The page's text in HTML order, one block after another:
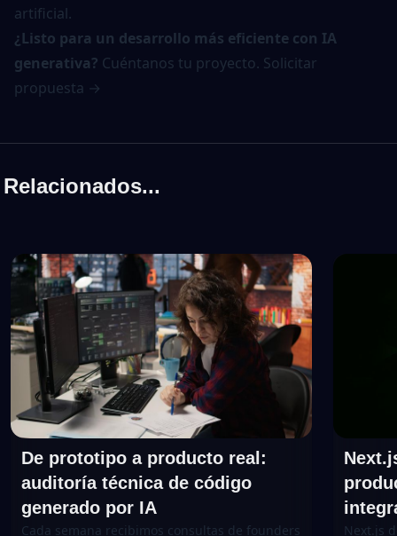
artificial.
¿Listo para un desarrollo más eficiente con IA
generativa? Cuéntanos tu proyecto. Solicitar
propuesta →
Relacionados...
De prototipo a producto real:
auditoría técnica de código
generado por IA
Cada semana recibimos consultas de founders
Next.js